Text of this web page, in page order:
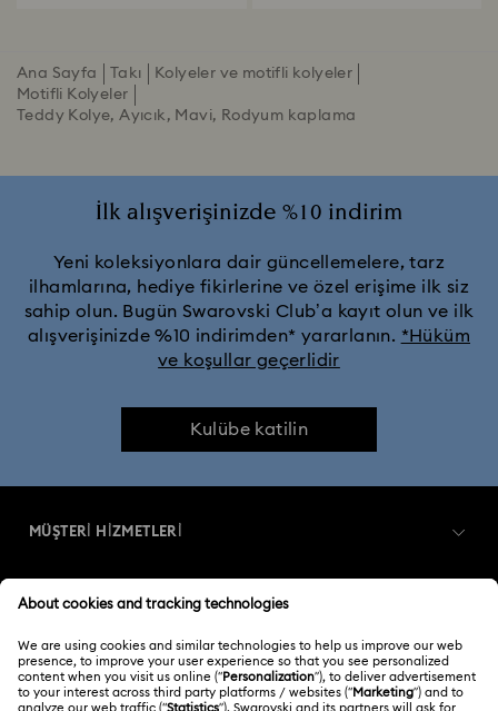
Ana Sayfa Takı
Kolyeler ve motifli kolyeler
Motifli Kolyeler
Teddy Kolye, Ayıcık, Mavi, Rodyum kaplama
İlk alışverişinizde %10 indirim
Yeni koleksiyonlara dair güncellemelere, tarz
ilhamlarına, hediye fikirlerine ve özel erişime ilk siz
sahip olun. Bugün Swarovski Club’a kayıt olun ve ilk
alışverişinizde %10 indirimden* yararlanın. *Hüküm
ve koşullar geçerlidir
Kulübe katilin
MÜŞTERİ HİZMETLERİ
Sipariş Takibi
Nakliye
Kayıt